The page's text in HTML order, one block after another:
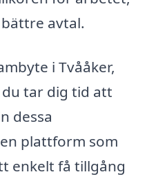
avtal.
i Tvååker,
tar dig tid att
dessa
plattform som
enkelt få tillgång